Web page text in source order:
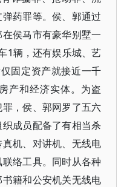
药罪等。侯、郭通过
侯马市有豪华别墅一
1辆，还有娱乐城、艺
固定资产就接近一千
产和经济实体。为盗
，侯、郭网罗了五六
成员配备了有相当杀
机、对讲机、无线电
络工具。同时从各种
籍和公安机关无线电